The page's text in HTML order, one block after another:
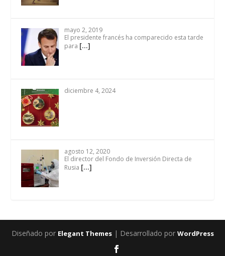
mayo 2, 2019
El presidente francés ha comparecido esta tarde
para […]
diciembre 4, 2024
agosto 12, 2020
El director del Fondo de Inversión Directa de
Rusia […]
Diseñado por Elegant Themes| Desarrollado por WordPress